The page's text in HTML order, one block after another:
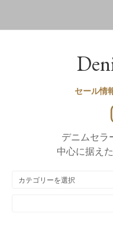
セール情
デニムセラ
中心に据え